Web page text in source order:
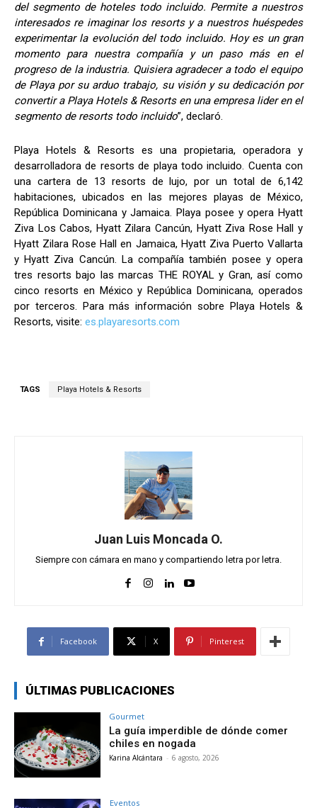
del segmento de hoteles todo incluido. Permite a nuestros
interesados re imaginar los resorts y a nuestros huéspedes
experimentar la evolución del todo incluido. Hoy es un gran
momento para nuestra compañía y un paso más en el
progreso de la industria. Quisiera agradecer a todo el equipo
de Playa por su arduo trabajo, su visión y su dedicación por
convertir a Playa Hotels & Resorts en una empresa lider en el
segmento de resorts todo incluido”, declaró.
Playa Hotels & Resorts es una propietaria, operadora y
desarrolladora de resorts de playa todo incluido. Cuenta con
una cartera de 13 resorts de lujo, por un total de 6,142
habitaciones, ubicados en las mejores playas de México,
República Dominicana y Jamaica. Playa posee y opera Hyatt
Ziva Los Cabos, Hyatt Zilara Cancún, Hyatt Ziva Rose Hall y
Hyatt Zilara Rose Hall en Jamaica, Hyatt Ziva Puerto Vallarta
y Hyatt Ziva Cancún. La compañía también posee y opera
tres resorts bajo las marcas THE ROYAL y Gran, así como
cinco resorts en México y República Dominicana, operados
por terceros. Para más información sobre Playa Hotels &
Resorts, visite: es.playaresorts.com
TAGS Playa Hotels & Resorts
Juan Luis Moncada O.
Siempre con cámara en mano y compartiendo letra por letra.
Facebook X Pinterest
ÚLTIMAS PUBLICACIONES
Gourmet
La guía imperdible de dónde comer
chiles en nogada
Karina Alcántara - 6 agosto, 2026
Eventos